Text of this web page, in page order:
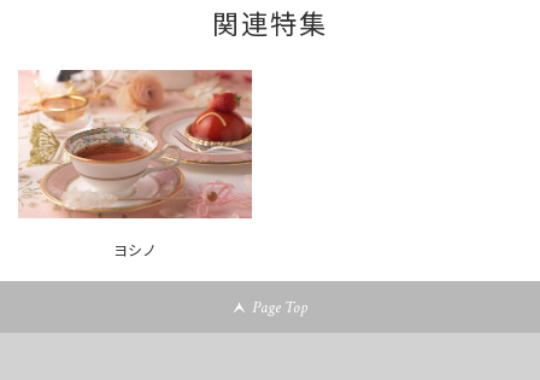
関連特集
ヨシノ
Page Top